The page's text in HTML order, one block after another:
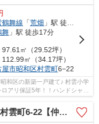
鶴舞線 「荒畑 」駅 徒歩12分
舞」駅 徒歩17分
㎡（29.52坪）
㎡（34.17坪）
屋市昭和区村雲町6−22
区の新築一戸建て♪ 村雲小学
アリ保証5年！！ハンドシャワ
数料無料】新築一戸建て 3号棟